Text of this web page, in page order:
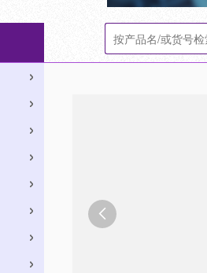
